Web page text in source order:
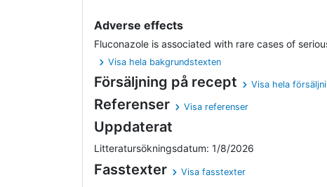
Adverse effects
Fluconazole is associated with rare cases of
Visa hela bakgrundstexten
Försäljning på recept Visa hela
Referenser Visa referenser
Uppdaterat
Litteratursökningsdatum: 1/8/2026
Fasstexter Visa fasstexter